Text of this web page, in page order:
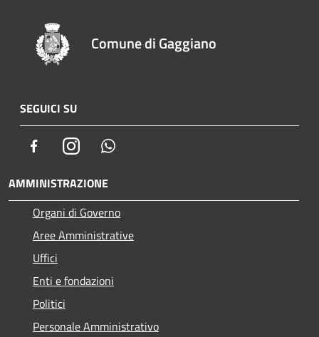
Comune di Gaggiano
SEGUICI SU
FacebookInstagram
AMMINISTRAZIONE
Organi di Governo
Aree Amministrative
Uffici
Enti e fondazioni
Politici
Personale Amministrativo